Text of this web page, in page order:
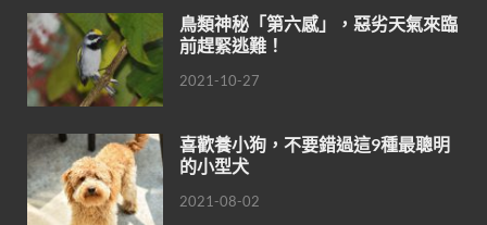
鳥類神秘「第六感」，惡劣天氣來臨
前趕緊逃難！
2021-10-27
喜歡養小狗，不要錯過這9種最聰明
的小型犬
2021-08-02